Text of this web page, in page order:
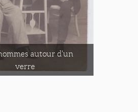
autour d'un
verre